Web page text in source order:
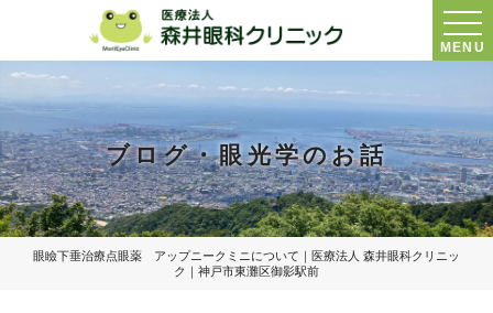
MENU
ブログ・眼光学のお話
眼瞼下垂治療点眼薬 アップニークミニについて｜医療法人 森井眼科クリニッ
ク｜神戸市東灘区御影駅前